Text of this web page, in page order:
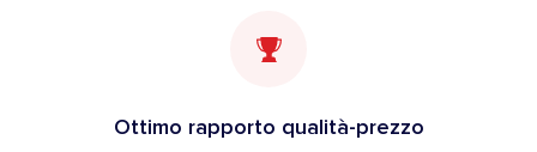
Ottimo rapporto qualità-prezzo